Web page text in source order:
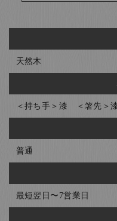
天然木
＜持ち手＞漆 ＜箸先＞
普通
最短翌日〜7営業日